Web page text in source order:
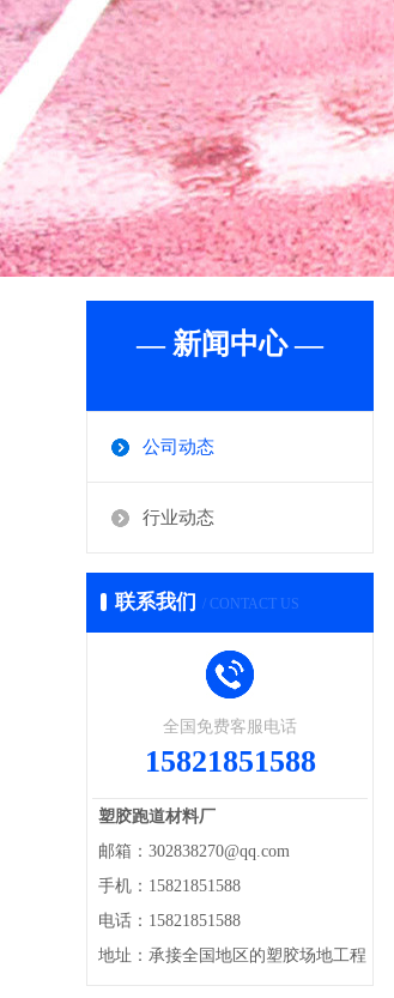
— 新闻中心 —
公司动态
行业动态
联系我们 / CONTACT US
全国免费客服电话
15821851588
塑胶跑道材料厂
邮箱：302838270@qq.com
手机：15821851588
电话：15821851588
地址：承接全国地区的塑胶场地工程